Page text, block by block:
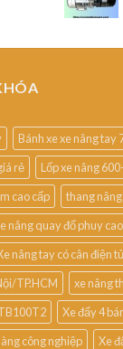
Bánh xe xe nâng tay
rẻ Lốp xe nâng
cao cấp thang
nâng quay đổ phuy
nâng tay có cân điện
TP.HCM
xe nâng
Xe đẩy 4
công nghiệp Xe